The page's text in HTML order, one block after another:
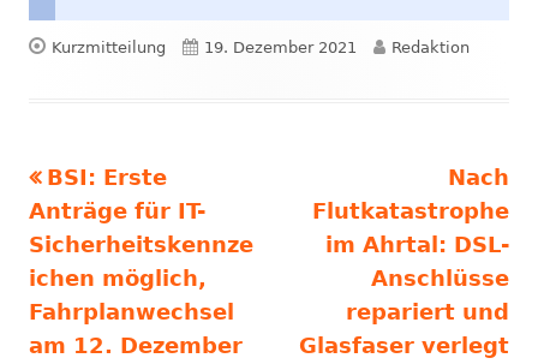
Format
Kurzmitteilung Veröffentlicht
19. Dezember 2021 Autor
Redaktion
Beitragsnavigation
Vorheriger
Beitrag:
BSI: Erste
Anträge für IT-
Sicherheitskennze
ichen möglich,
Fahrplanwechsel
am 12. Dezember
Beitrag
Nach
Flutkatastrophe
im Ahrtal: DSL-
Anschlüsse
repariert und
Glasfaser verlegt